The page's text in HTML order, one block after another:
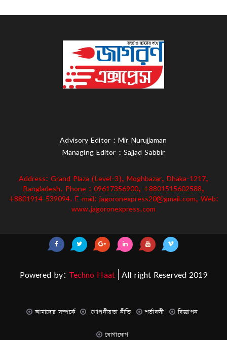
Advisory Editor : Mir Nurujjaman
Managing Editor : Sajjad Sabbir
Address: Grand Plaza (Level-3), Moghbazar, Dhaka-1217,
Bangladesh. Phone : 09617356900, +8801515602588,
+8801914-539094. E-mail: jagoronexpress20@gmail.com, Web:
www.jagoronexpress.com
Powered by: Techno Haat| All right Reserved 2019
আমাদের সম্পর্কে গোপনীয়তা নীতি শর্তাবলী বিজ্ঞাপন
যোগাযোগ